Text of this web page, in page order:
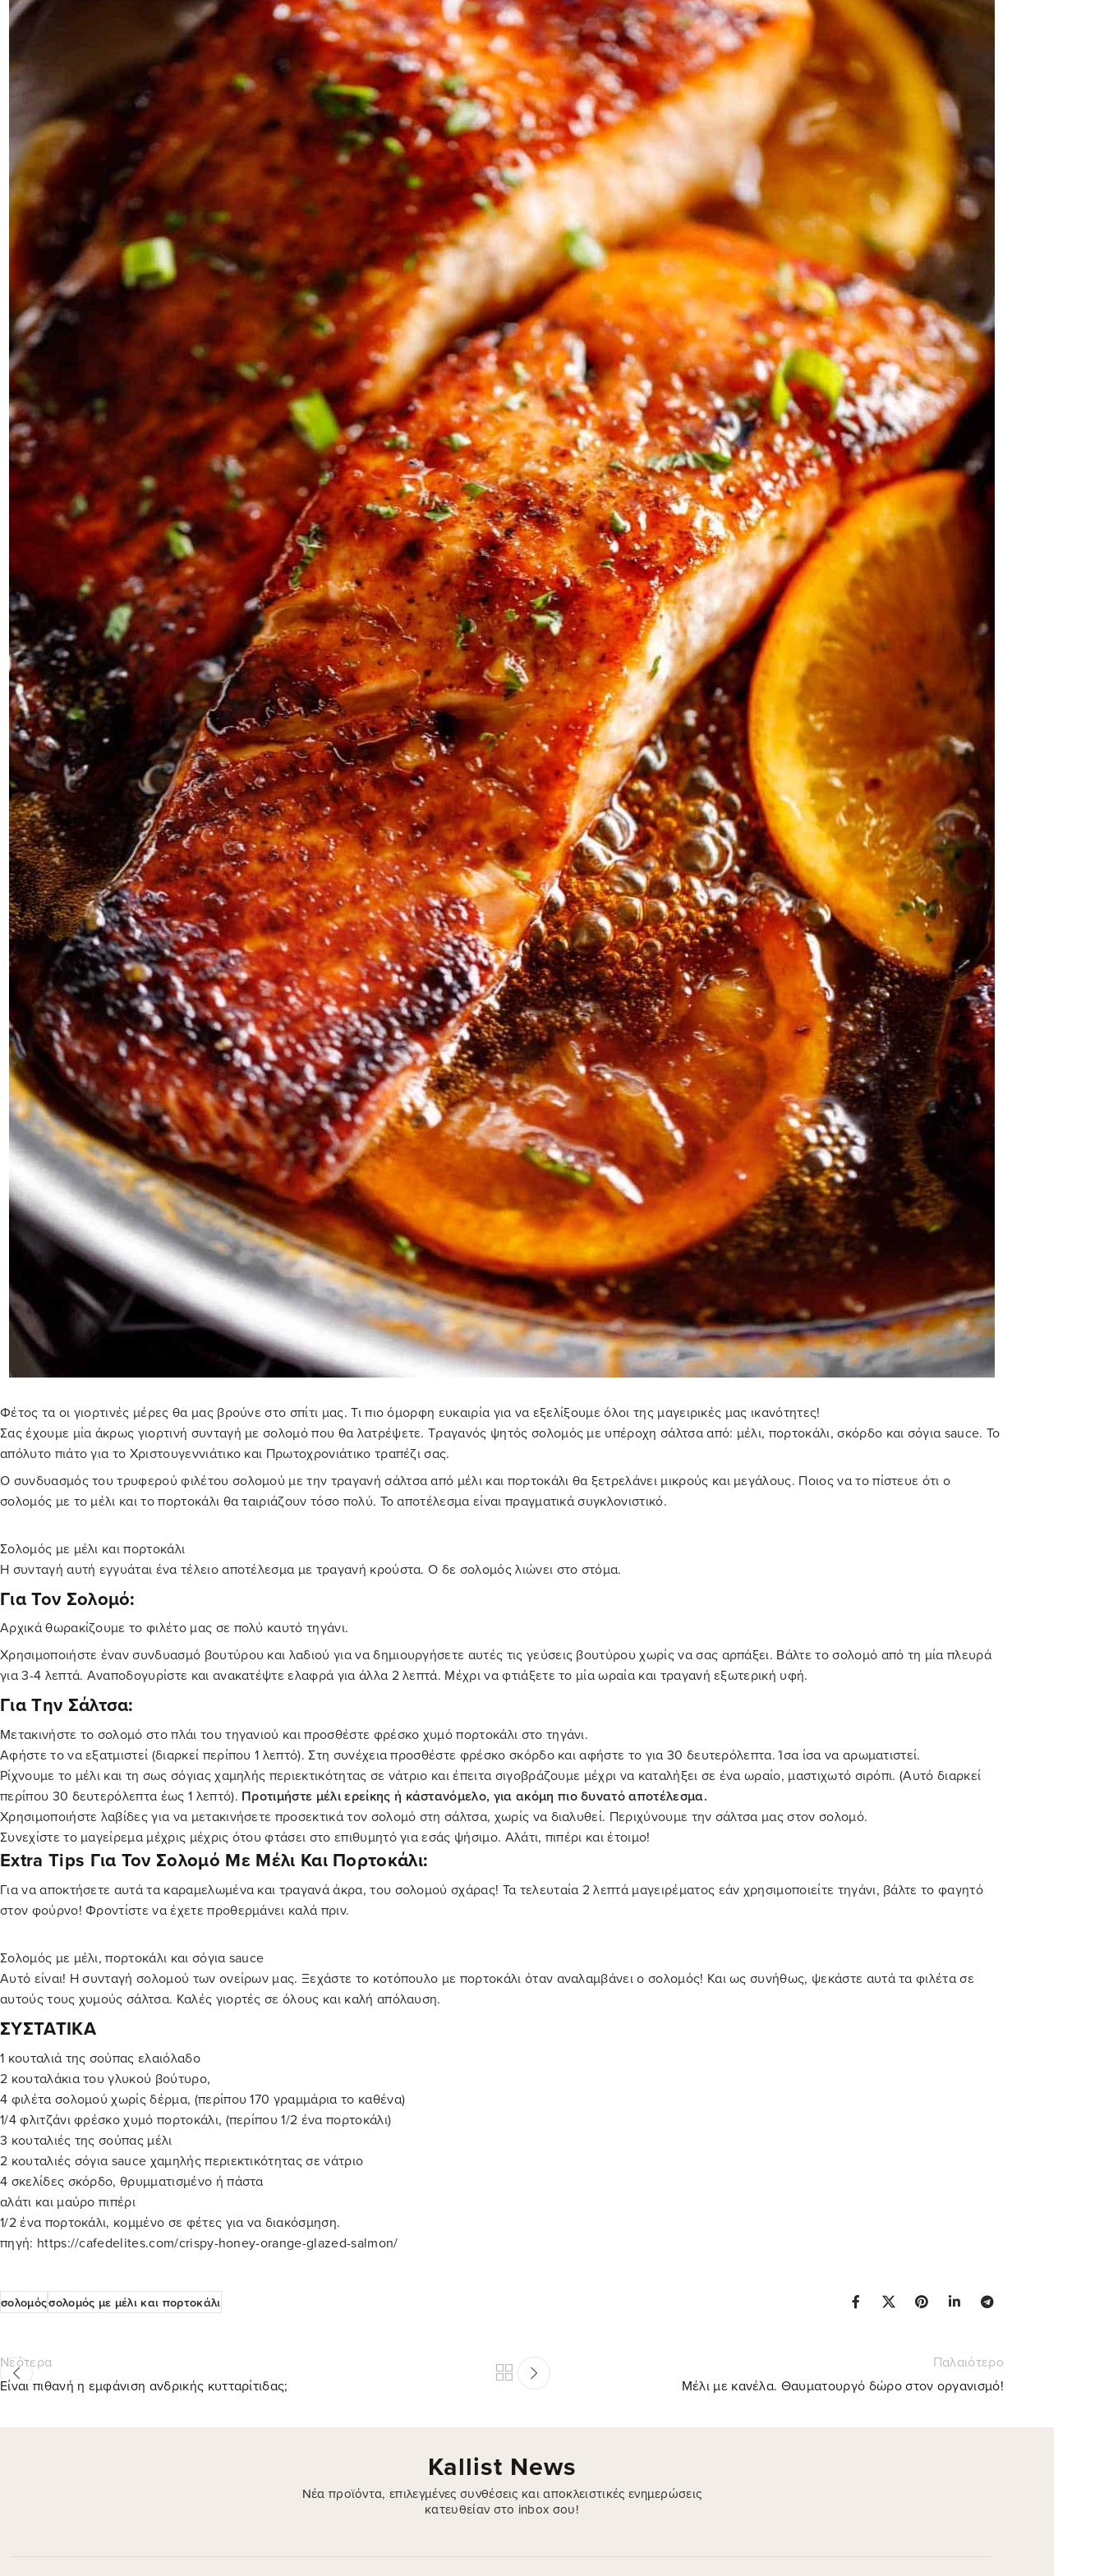
Φέτος τα οι γιορτινές μέρες θα μας βρούνε στο σπίτι μας. Τι πιο όμορφη ευκαιρία για να εξελίξουμε όλοι της μαγειρικές μας ικανότητες!
Σας έχουμε μία άκρως γιορτινή συνταγή με σολομό που θα λατρέψετε. Τραγανός ψητός σολομός με υπέροχη σάλτσα από: μέλι, πορτοκάλι, σκόρδο και σόγια sauce. Το
απόλυτο πιάτο για το Χριστουγεννιάτικο και Πρωτοχρονιάτικο τραπέζι σας.
Ο συνδυασμός του τρυφερού φιλέτου σολομού με την τραγανή σάλτσα από μέλι και πορτοκάλι θα ξετρελάνει μικρούς και μεγάλους. Ποιος να το πίστευε ότι ο
σολομός με το μέλι και το πορτοκάλι θα ταιριάζουν τόσο πολύ. Το αποτέλεσμα είναι πραγματικά συγκλονιστικό.
Σολομός με μέλι και πορτοκάλι
Η συνταγή αυτή εγγυάται ένα τέλειο αποτέλεσμα με τραγανή κρούστα. Ο δε σολομός λιώνει στο στόμα.
Για Τον Σολομό:
Αρχικά θωρακίζουμε το φιλέτο μας σε πολύ καυτό τηγάνι.
Χρησιμοποιήστε έναν συνδυασμό βουτύρου και λαδιού για να δημιουργήσετε αυτές τις γεύσεις βουτύρου χωρίς να σας αρπάξει. Βάλτε το σολομό από τη μία πλευρά
για 3-4 λεπτά. Αναποδογυρίστε και ανακατέψτε ελαφρά για άλλα 2 λεπτά. Μέχρι να φτιάξετε το μία ωραία και τραγανή εξωτερική υφή.
Για Την Σάλτσα:
Μετακινήστε το σολομό στο πλάι του τηγανιού και προσθέστε φρέσκο ​​χυμό πορτοκάλι στο τηγάνι.
Αφήστε το να εξατμιστεί (διαρκεί περίπου 1 λεπτό). Στη συνέχεια προσθέστε φρέσκο ​​σκόρδο και αφήστε το για 30 δευτερόλεπτα. Ίσα ίσα να αρωματιστεί.
Ρίχνουμε το μέλι και τη σως σόγιας χαμηλής περιεκτικότητας σε νάτριο και έπειτα σιγοβράζουμε μέχρι να καταλήξει σε ένα ωραίο, μαστιχωτό σιρόπι. (Αυτό διαρκεί
περίπου 30 δευτερόλεπτα έως 1 λεπτό). Προτιμήστε μέλιερείκης ή κάστανόμελο, για ακόμη πιο δυνατό αποτέλεσμα.
Χρησιμοποιήστε λαβίδες για να μετακινήσετε προσεκτικά τον σολομό στη σάλτσα, χωρίς να διαλυθεί. Περιχύνουμε την σάλτσα μας στον σολομό.
Συνεχίστε το μαγείρεμα μέχρις μέχρις ότου φτάσει στο επιθυμητό για εσάς ψήσιμο. Αλάτι, πιπέρι και έτοιμο!
Extra Tips Για Τον Σολομό Με Μέλι Και Πορτοκάλι:
Για να αποκτήσετε αυτά τα καραμελωμένα και τραγανά άκρα, του σολομού σχάρας! Τα τελευταία 2 λεπτά μαγειρέματος εάν χρησιμοποιείτε τηγάνι, βάλτε το φαγητό
στον φούρνο! Φροντίστε να έχετε προθερμάνει καλά πριν.
Σολομός με μέλι, πορτοκάλι και σόγια sauce
Αυτό είναι! Η συνταγή σολομού των ονείρων μας. Ξεχάστε το κοτόπουλο με πορτοκάλι όταν αναλαμβάνει ο σολομός! Και ως συνήθως, ψεκάστε αυτά τα φιλέτα σε
αυτούς τους χυμούς σάλτσα. Καλές γιορτές σε όλους και καλή απόλαυση.
ΣΥΣΤΑΤΙΚΑ
1 κουταλιά της σούπας ελαιόλαδο
2 κουταλάκια του γλυκού βούτυρο,
4 φιλέτα σολομού χωρίς δέρμα, (περίπου 170 γραμμάρια το καθένα)
1/4 φλιτζάνι φρέσκο ​​χυμό πορτοκάλι, (περίπου 1/2 ένα πορτοκάλι)
3 κουταλιές της σούπας μέλι
2 κουταλιές σόγια sauce χαμηλής περιεκτικότητας σε νάτριο
4 σκελίδες σκόρδο, θρυμματισμένο ή πάστα
αλάτι και μαύρο πιπέρι
1/2 ένα πορτοκάλι, κομμένο σε φέτες για να διακόσμηση.
πηγή: https://cafedelites.com/crispy-honey-orange-glazed-salmon/
σολομόςσολομός με μέλι και πορτοκάλι
Νεότερα
Είναι πιθανή η εμφάνιση ανδρικής κυτταρίτιδας;
Παλαιότερο
Μέλι με κανέλα. Θαυματουργό δώρο στον οργανισμό!
Kallist News
Νέα προϊόντα, επιλεγμένες συνθέσεις και αποκλειστικές ενημερώσεις
κατευθείαν στο inbox σου!